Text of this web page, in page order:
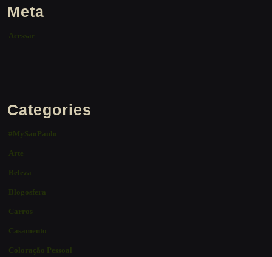
Meta
Acessar
Categories
#MySaoPaulo
Arte
Beleza
Blogosfera
Carros
Casamento
Coloração Pessoal